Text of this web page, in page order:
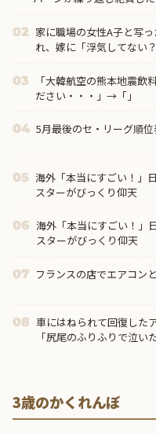
02 家に職場の女性A子と写
れ、嫁に「浮気してない
03
「大韓航空の熊本地震飲
ださい・・・」→「」
04 5月最後のセ・リーグ順
05 海外「本当にすごい！」
スターがびっくり仰天
06 海外「本当にすごい！」
スターがびっくり仰天
07 フランスの店でエアコン
08 車にはねられて回復した
「尻尾のふりふりで泣い
3歳のかくれんぼ